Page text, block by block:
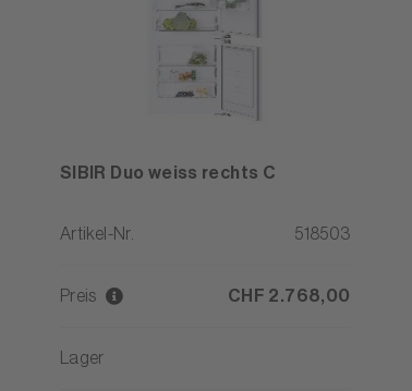
SIBIR Duo weiss rechts C
Artikel-Nr. 518503
Preis CHF 2.768,00
Lager